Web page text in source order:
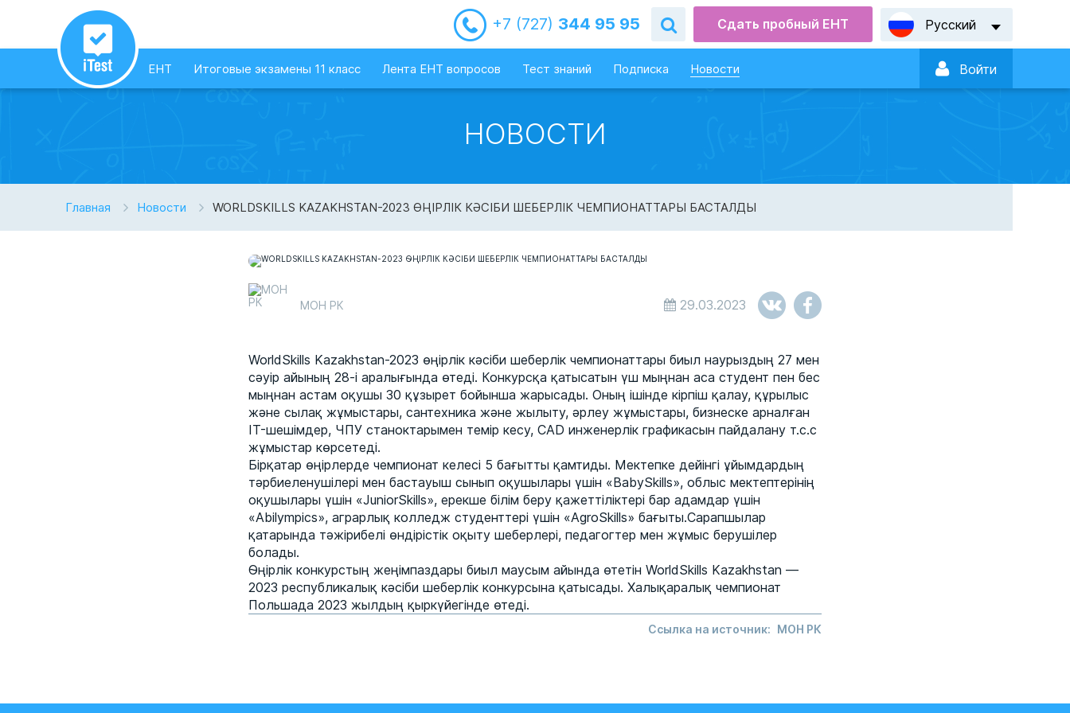
+7 (727) 344 95 95 Сдать пробный ЕНТ Русский
ЕНТ Итоговые экзамены 11 класс Лента ЕНТ вопросов Тест знаний Подписка Новости  Войти
НОВОСТИ
Главная Новости WORLDSKILLS KAZAKHSTAN-2023 ӨҢІРЛІК КӘСІБИ ШЕБЕРЛІК ЧЕМПИОНАТТАРЫ БАСТАЛДЫ
МОН РК 29.03.2023
WorldSkills Kazakhstan-2023 өңірлік кәсіби шеберлік чемпионаттары биыл наурыздың 27 мен
сәуір айының 28-і аралығында өтеді. Конкурсқа қатысатын үш мыңнан аса студент пен бес
мыңнан астам оқушы 30 құзырет бойынша жарысады. Оның ішінде кірпіш қалау, құрылыс
және сылақ жұмыстары, сантехника және жылыту, әрлеу жұмыстары, бизнеске арналған
IT-шешімдер, ЧПУ станоктарымен темір кесу, CAD инженерлік графикасын пайдалану т.с.с
жұмыстар көрсетеді.
Бірқатар өңірлерде чемпионат келесі 5 бағытты қамтиды. Мектепке дейінгі ұйымдардың
тәрбиеленушілері мен бастауыш сынып оқушылары үшін «BabySkills», облыс мектептерінің
оқушылары үшін «JuniorSkills», ерекше білім беру қажеттіліктері бар адамдар үшін
«Abilympics», аграрлық колледж студенттері үшін «AgroSkills» бағыты.Сарапшылар
қатарында тәжірибелі өндірістік оқыту шеберлері, педагогтер мен жұмыс берушілер
болады.
Өңірлік конкурстың жеңімпаздары биыл маусым айында өтетін WorldSkills Kazakhstan —
2023 республикалық кәсіби шеберлік конкурсына қатысады. Халықаралық чемпионат
Польшада 2023 жылдың қыркүйегінде өтеді.
Ссылка на источник: МОН РК